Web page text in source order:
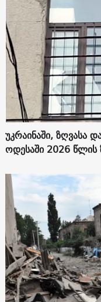
უკრაინაში, ზღვასა
ოდესაში 2026